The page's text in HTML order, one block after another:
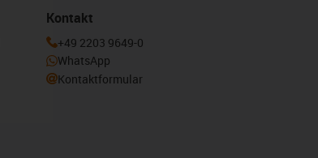
Kontakt
+49 2203 9649-0
WhatsApp
Kontaktformular